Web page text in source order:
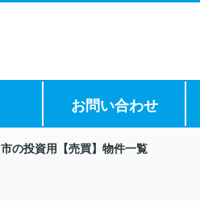
お問い合わせ
の投資用【売買】物件一覧